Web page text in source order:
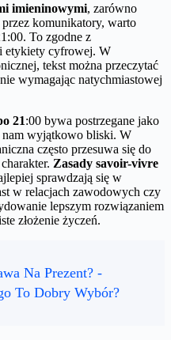
imieninowymi, zarówno
komunikatory, warto
To zgodne z
etykiety cyfrowej. W
tekst można przeczytać
wymagając natychmiastowej
21:00 bywa postrzegane jako
nam wyjątkowo bliski. W
często przesuwa się do
Zasady savoir-vivre
sprawdzają się w
w relacjach zawodowych czy
lepszym rozwiązaniem
złożenie życzeń.
Na Prezent? -
To Dobry Wybór?